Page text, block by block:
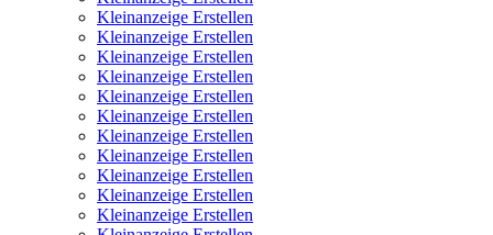
Kleinanzeige Erstellen
Kleinanzeige Erstellen
Kleinanzeige Erstellen
Kleinanzeige Erstellen
Kleinanzeige Erstellen
Kleinanzeige Erstellen
Kleinanzeige Erstellen
Kleinanzeige Erstellen
Kleinanzeige Erstellen
Kleinanzeige Erstellen
Kleinanzeige Erstellen